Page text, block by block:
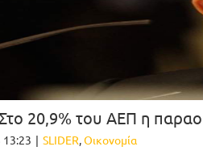
20,9% του ΑΕΠ η
| SLIDER,Οικονομία